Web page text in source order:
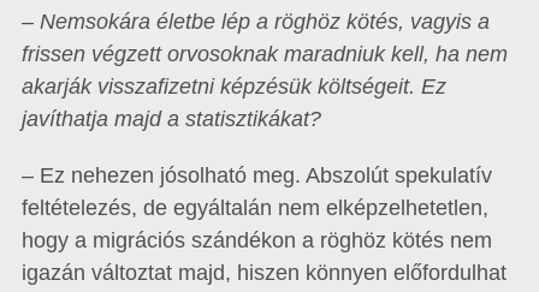
– Nemsokára életbe lép a röghöz kötés, vagyis a
frissen végzett orvosoknak maradniuk kell, ha nem
akarják visszafizetni képzésük költségeit. Ez
javíthatja majd a statisztikákat?
– Ez nehezen jósolható meg. Abszolút spekulatív
feltételezés, de egyáltalán nem elképzelhetetlen,
hogy a migrációs szándékon a röghöz kötés nem
igazán változtat majd, hiszen könnyen előfordulhat